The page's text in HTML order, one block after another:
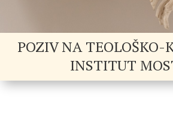
POZIV NA TEOLOŠKO-
INSTITUT